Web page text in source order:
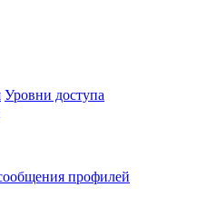
Уровни доступа
профилей